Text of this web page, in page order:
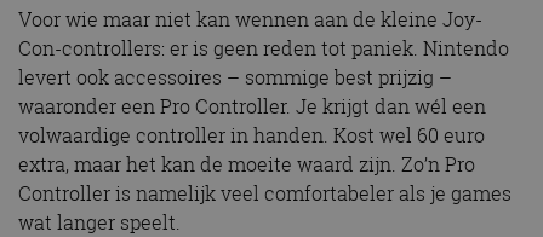
Voor wie maar niet kan wennen aan de kleine Joy-
Con-controllers: er is geen reden tot paniek. Nintendo
levert ook accessoires – sommige best prijzig –
waaronder een Pro Controller. Je krijgt dan wél een
volwaardige controller in handen. Kost wel 60 euro
extra, maar het kan de moeite waard zijn. Zo’n Pro
Controller is namelijk veel comfortabeler als je games
wat langer speelt.